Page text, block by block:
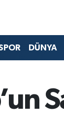
DÜNYA